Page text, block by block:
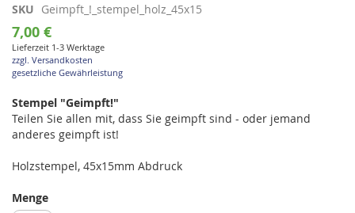
Zum
Anfang
der
Bildgalerie
springen
SKU Geimpft_!_stempel_holz_45x15
7,00 €
Lieferzeit 1-3 Werktage
zzgl. Versandkosten
gesetzliche Gewährleistung
Stempel "Geimpft!"
Teilen Sie allen mit, dass Sie geimpft sind - oder jemand
anderes geimpft ist!
Holzstempel, 45x15mm Abdruck
Menge